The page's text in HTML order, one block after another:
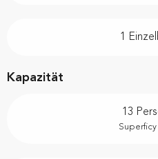
1
Kapazität
13
Superficy